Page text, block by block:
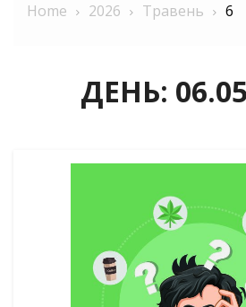
Home 2026 Травень 6
ДЕНЬ: